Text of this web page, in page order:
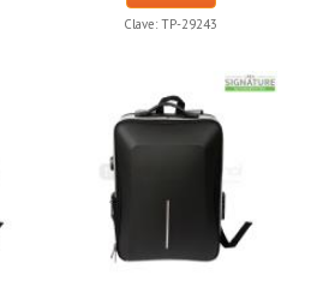
Clave: TP-29243